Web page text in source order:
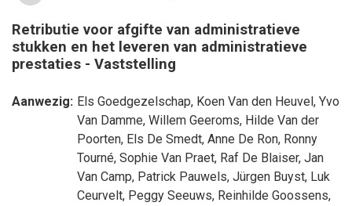
Retributie voor afgifte van administratieve
stukken en het leveren van administratieve
prestaties - Vaststelling
Aanwezig: Els Goedgezelschap, Koen Van den Heuvel, Yvo
Van Damme, Willem Geeroms, Hilde Van der
Poorten, Els De Smedt, Anne De Ron, Ronny
Tourné, Sophie Van Praet, Raf De Blaiser, Jan
Van Camp, Patrick Pauwels, Jürgen Buyst, Luk
Ceurvelt, Peggy Seeuws, Reinhilde Goossens,